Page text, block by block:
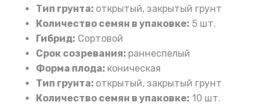
Тип грунта: открытый, закрытый грунт
Количество семян в упаковке: 5 шт.
Гибрид: Сортовой
Срок созревания: раннеспелый
Форма плода: коническая
Тип грунта: открытый, закрытый грунт
Количество семян в упаковке: 10 шт.